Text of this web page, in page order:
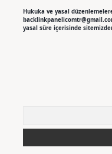
Hukuka ve yasal
yasal süre içerisinde